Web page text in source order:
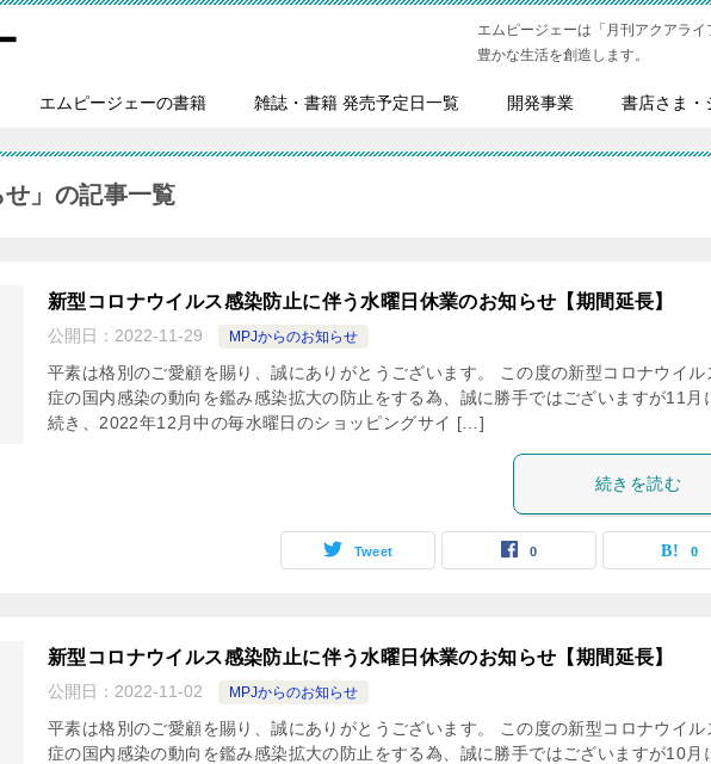
エムピージェーは「月刊アクアラ
豊かな生活を創造します。
エムピージェーの書籍 雑誌・書籍 発売予定日一覧 開発事業 書店さま・
せ」の記事一覧
新型コロナウイルス感染防止に伴う水曜日休業のお知らせ【期間延長】
公開日： 2022-11-29 MPJからのお知らせ
平素は格別のご愛顧を賜り、誠にありがとうございます。 この度の新型コロナウイル
症の国内感染の動向を鑑み感染拡大の防止をする為、誠に勝手ではございますが11月
続き、2022年12月中の毎水曜日のショッピングサイ […]
続きを読む
Tweet 0 0
新型コロナウイルス感染防止に伴う水曜日休業のお知らせ【期間延長】
公開日： 2022-11-02 MPJからのお知らせ
平素は格別のご愛顧を賜り、誠にありがとうございます。 この度の新型コロナウイル
症の国内感染の動向を鑑み感染拡大の防止をする為、誠に勝手ではございますが10月